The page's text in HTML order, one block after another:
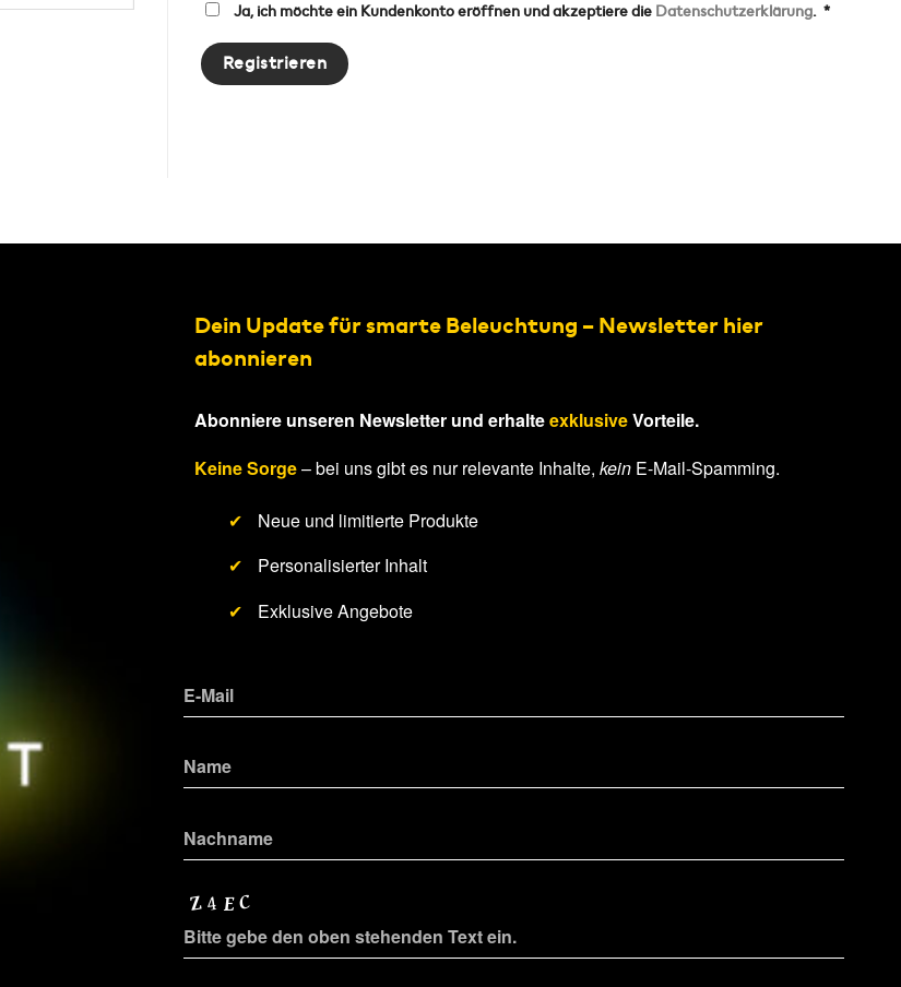
Ja, ich möchte ein Kundenkonto eröffnen und akzeptiere die Datenschutzerklärung. *
Registrieren
Dein Update für smarte Beleuchtung – Newsletter hier
abonnieren
Abonniere unseren Newsletter und erhalteexklusiveVorteile.
Keine Sorge– bei uns gibt es nur relevante Inhalte, kein E-Mail-Spamming.
✔
Neue und limitierte Produkte
✔
Personalisierter Inhalt
✔
Exklusive Angebote